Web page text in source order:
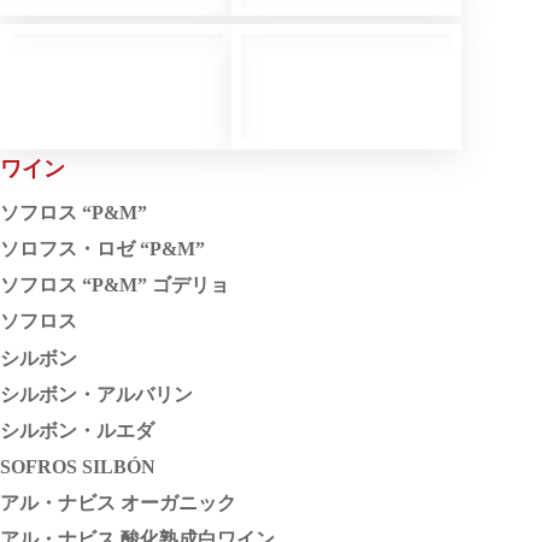
最
初
の
サ
イ
ド
バ
ー
ワイン
ソフロス “P&M”
ソロフス・ロゼ “P&M”
ソフロス “P&M” ゴデリョ
ソフロス
シルボン
シルボン・アルバリン
シルボン・ルエダ
SOFROS SILBÓN
アル・ナビス オーガニック